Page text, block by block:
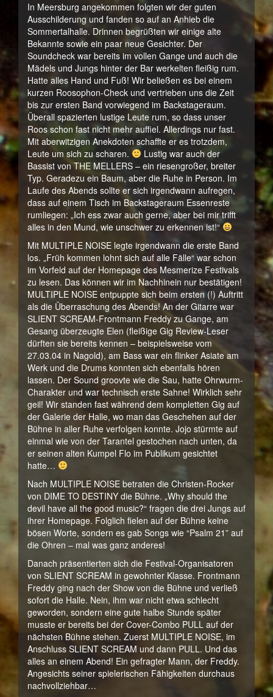
In Meersburg angekommen folgten wir der guten
Ausschilderung und fanden so auf an Anhieb die
Sommertalhalle. Drinnen begrüßten wir einige alte
Bekannte sowie ein paar neue Gesichter. Der
Soundcheck war bereits im vollen Gange und auch die
Mädels und Jungs hinter der Bar werkelten fleißig rum.
Hatte alles Hand und Fuß! Wir beließen es bei einem
kurzen Roosophon-Check und vertrieben uns die Zeit
bis zur ersten Band vorwiegend im Backstageraum.
Überall spazierten lustige Leute rum, so dass unser
Roos schon fast nicht mehr auffiel. Allerdings nur fast.
Mit aberwitzigen Anekdoten schaffte er es trotzdem,
Leute um sich zu scharen.
Lustig war auch der
Bassist von THE MELLERS – ein riesengroßer, breiter
Typ. Geradezu ein Baum, aber die Ruhe in Person. Im
Laufe des Abends sollte er sich irgendwann aufregen,
dass auf einem Tisch im Backstageraum Essenreste
rumliegen: „Ich ess zwar auch gerne, aber bei mir trifft
alles in den Mund, wie unschwer zu erkennen ist!“
Mit MULTIPLE NOISE legte irgendwann die erste Band
los. „Früh kommen lohnt sich auf alle Fälle“ war schon
im Vorfeld auf der Homepage des Mesmerize Festivals
zu lesen. Das können wir im Nachhinein nur bestätigen!
MULTIPLE NOISE entpuppte sich beim ersten (!) Auftritt
als die Überraschung des Abends! An der Gitarre war
SLIENT SCREAM-Frontmann Freddy zu Gange, am
Gesang überzeugte Elen (fleißige Gig Review-Leser
dürften sie bereits kennen – beispielsweise vom
27.03.04 in Nagold), am Bass war ein flinker Asiate am
Werk und die Drums konnten sich ebenfalls hören
lassen. Der Sound groovte wie die Sau, hatte Ohrwurm-
Charakter und war technisch erste Sahne! Wirklich sehr
geil! Wir standen fast während dem kompletten Gig auf
der Galerie der Halle, wo man das Geschehen auf der
Bühne in aller Ruhe verfolgen konnte. Jojo stürmte auf
einmal wie von der Tarantel gestochen nach unten, da
er seinen alten Kumpel Flo im Publikum gesichtet
hatte…
Nach MULTIPLE NOISE betraten die Christen-Rocker
von DIME TO DESTINY die Bühne. „Why should the
devil have all the good music?“ fragen die drei Jungs auf
ihrer Homepage. Folglich fielen auf der Bühne keine
bösen Worte, sondern es gab Songs wie “Psalm 21” auf
die Ohren – mal was ganz anderes!
Danach präsentierten sich die Festival-Organisatoren
von SLIENT SCREAM in gewohnter Klasse. Frontmann
Freddy ging nach der Show von die Bühne und verließ
sofort die Halle. Nein, ihm war nicht etwa schlecht
geworden, sondern eine gute halbe Stunde später
musste er bereits bei der Cover-Combo PULL auf der
nächsten Bühne stehen. Zuerst MULTIPLE NOISE, im
Anschluss SLIENT SCREAM und dann PULL. Und das
alles an einem Abend! Ein gefragter Mann, der Freddy.
Angesichts seiner spielerischen Fähigkeiten durchaus
nachvollziehbar…